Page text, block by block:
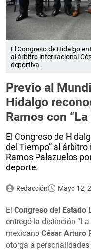
El Congreso de Hidalgo
al árbitro internacional
deportiva.
Previo al
Hidalgo
Ramos con
El Congreso de
del Tiempo” al
Ramos Palazuelos
deporte.
Redacción Mayo 12,
El Congreso del Estado
entregó la distinción
mexicano César Arturo
otorga a